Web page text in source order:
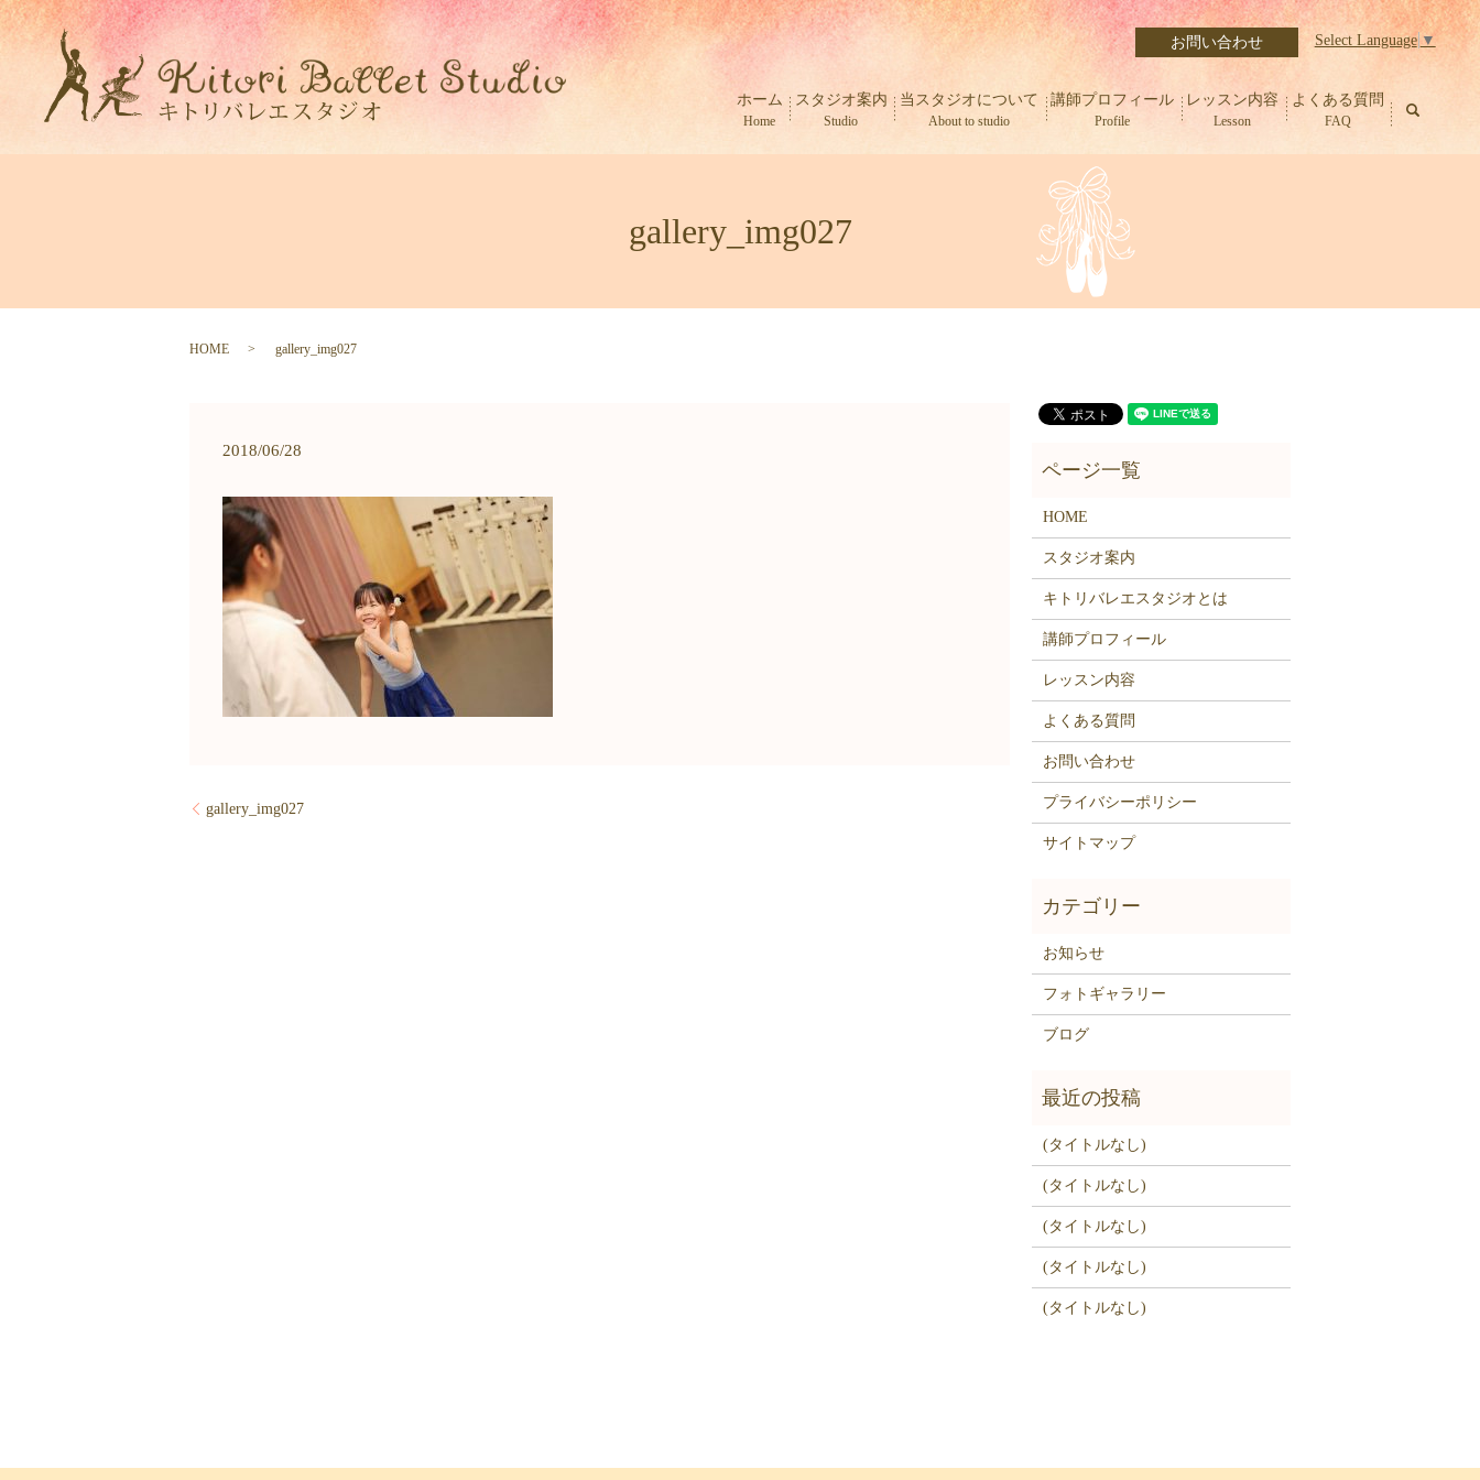
Select Language ▼
お問い合わせ
ホーム
Home
スタジオ案内
Studio
当スタジオについて
About to studio
講師プロフィール
Profile
レッスン内容
Lesson
よくある質問
FAQ
gallery_img027
HOME gallery_img027
2018/06/28
gallery_img027
HOME
スタジオ案内
キトリバレエスタジオとは
講師プロフィール
レッスン内容
よくある質問
お問い合わせ
プライバシーポリシー
サイトマップ
お知らせ
フォトギャラリー
ブログ
(タイトルなし)
(タイトルなし)
(タイトルなし)
(タイトルなし)
(タイトルなし)